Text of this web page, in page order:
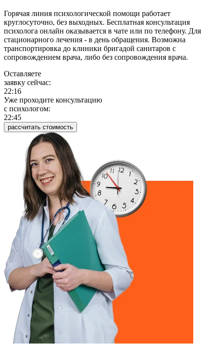
Горячая линия психологической помощи работает
круглосуточно, без выходных. Бесплатная консультация
психолога онлайн оказывается в чате или по телефону. Для
стационарного лечения - в день обращения. Возможна
транспортировка до клиники бригадой санитаров с
сопровождением врача, либо без сопровождения врача.
Оставляете
заявку сейчас:
22:16
Уже проходите консультацию
c психологом:
22:45
рассчитать стоимость